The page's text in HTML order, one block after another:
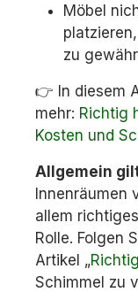
Möbel
zu
👉 In diesem
mehr: Richtig
Kosten und
Allgemein
Innenräumen
allem
Rolle. Folgen
Artikel „
Schimmel zu